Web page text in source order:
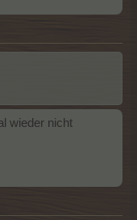
wieder nicht